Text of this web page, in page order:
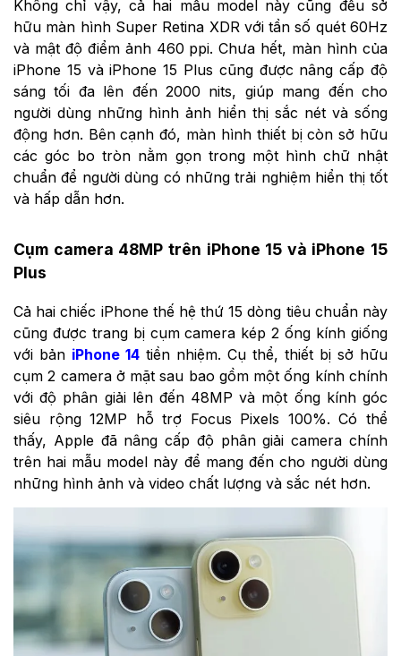
Không chỉ vậy, cả hai mẫu model này cũng đều sở
hữu màn hình Super Retina XDR với tần số quét 60Hz
và mật độ điểm ảnh 460 ppi. Chưa hết, màn hình của
iPhone 15 và iPhone 15 Plus cũng được nâng cấp độ
sáng tối đa lên đến 2000 nits, giúp mang đến cho
người dùng những hình ảnh hiển thị sắc nét và sống
động hơn. Bên cạnh đó, màn hình thiết bị còn sở hữu
các góc bo tròn nằm gọn trong một hình chữ nhật
chuẩn để người dùng có những trải nghiệm hiển thị tốt
và hấp dẫn hơn.
Cụm camera 48MP trên iPhone 15 và iPhone 15
Plus
Cả hai chiếc iPhone thế hệ thứ 15 dòng tiêu chuẩn này
cũng được trang bị cụm camera kép 2 ống kính giống
với bản iPhone 14 tiền nhiệm. Cụ thể, thiết bị sở hữu
cụm 2 camera ở mặt sau bao gồm một ống kính chính
với độ phân giải lên đến 48MP và một ống kính góc
siêu rộng 12MP hỗ trợ Focus Pixels 100%. Có thể
thấy, Apple đã nâng cấp độ phân giải camera chính
trên hai mẫu model này để mang đến cho người dùng
những hình ảnh và video chất lượng và sắc nét hơn.